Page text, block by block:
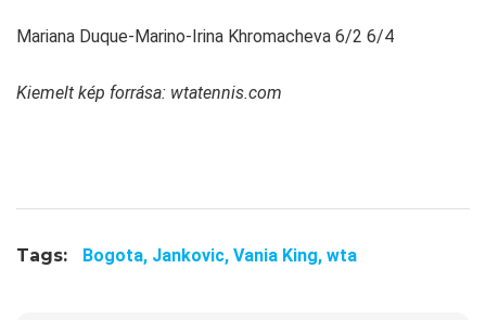
Mariana Duque-Marino-Irina Khromacheva 6/2 6/4
Kiemelt kép forrása: wtatennis.com
Tags: Bogota, Jankovic, Vania King, wta